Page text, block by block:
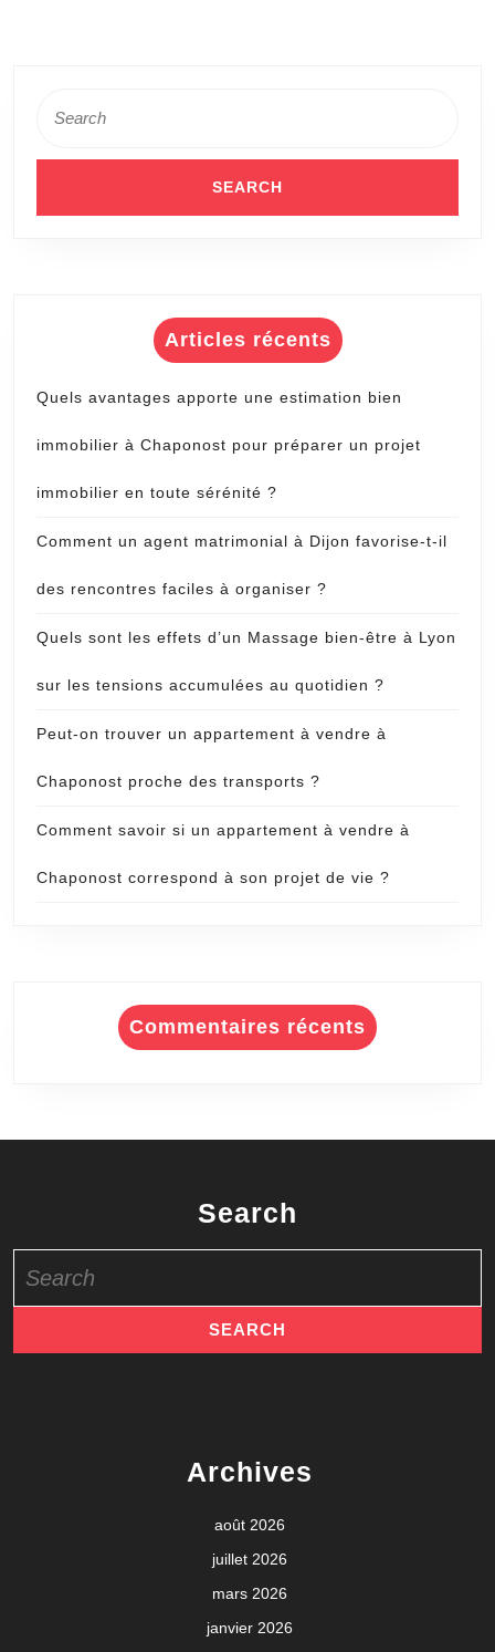
for:
Articles récents
Quels avantages apporte une estimation bien
immobilier à Chaponost pour préparer un projet
immobilier en toute sérénité ?
Comment un agent matrimonial à Dijon favorise-t-il
des rencontres faciles à organiser ?
Quels sont les effets d’un Massage bien-être à Lyon
sur les tensions accumulées au quotidien ?
Peut-on trouver un appartement à vendre à
Chaponost proche des transports ?
Comment savoir si un appartement à vendre à
Chaponost correspond à son projet de vie ?
Commentaires récents
Search
for:
Archives
août 2026
juillet 2026
mars 2026
janvier 2026